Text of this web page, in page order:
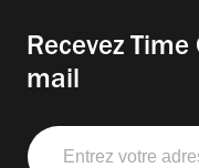
Recevez
mail
Entrez